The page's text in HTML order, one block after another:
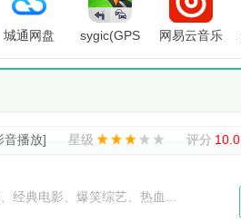
城通网盘
sygic(GPS
安卓版
网易云音乐
版
音播放] 星级 评分 10.0
经典电影、爆笑综艺、热血...